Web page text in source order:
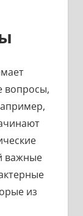
вопросы,
важные
из